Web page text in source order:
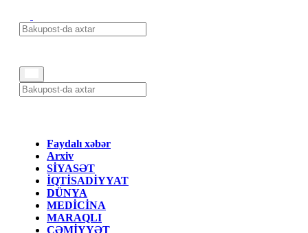
Faydalı xəbər
Arxiv
SİYASƏT
İQTİSADİYYAT
DÜNYA
MEDİCİNA
MARAQLI
CƏMİYYƏT